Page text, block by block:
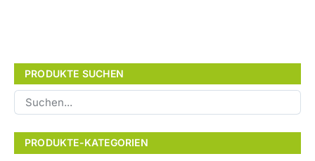
PRODUKTE SUCHEN
PRODUKTE-KATEGORIEN